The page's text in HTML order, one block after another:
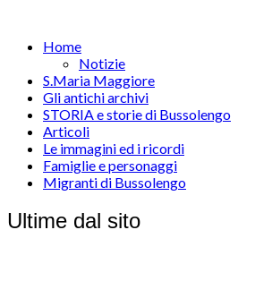
Home
Notizie
S.Maria Maggiore
Gli antichi archivi
STORIA e storie di Bussolengo
Articoli
Le immagini ed i ricordi
Famiglie e personaggi
Migranti di Bussolengo
Ultime dal sito